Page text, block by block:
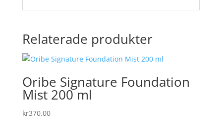
Relaterade produkter
Oribe Signature Foundation
Mist 200 ml
kr370.00